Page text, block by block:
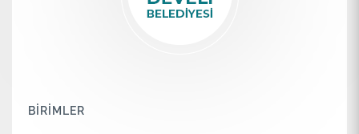
BİRİMLER